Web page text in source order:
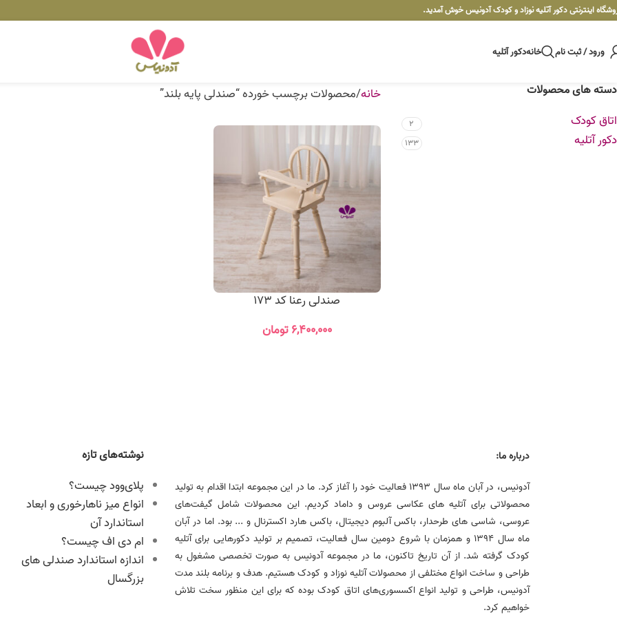
اینترنتی دکور آتلیه نوزاد و کودک آدونیس خوش آمدید.
ورود / ثبت نام خانهدکور آتلیه
دسته های محصولات
اتاق کودک 2
دکور آتلیه 133
خانه محصولات برچسب خورده “صندلی پایه بلند”
صندلی رعنا کد 173
۶,۴۰۰,۰۰۰تومان
نوشته‌های تازه
پلای‌وود چیست؟
انواع میز ناهارخوری و ابعاد
استاندارد آن
ام دی اف چیست؟
اندازه استاندارد صندلی های
بزرگسال
درباره ما:
آدونیس، در آبان ماه سال 1393 فعالیت خود را آغاز کرد. ما در این مجموعه ابتدا اقدام به تولید
محصولاتی برای آتلیه های عکاسی عروس و داماد کردیم. این محصولات شامل گیفت‌های
عروسی، شاسی های طرحدار، باکس آلبوم دیجیتال، باکس هارد اکسترنال و ... بود. اما در آبان
ماه سال 1394 و همزمان با شروع دومین سال فعالیت، تصمیم بر تولید دکورهایی برای آتلیه
کودک گرفته شد. از آن تاریخ تاکنون، ما در مجموعه آدونیس به صورت تخصصی مشغول به
طراحی و ساخت انواع مختلفی از محصولات آتلیه نوزاد و کودک هستیم. هدف و برنامه بلند مدت
آدونیس، طراحی و تولید انواع اکسسوری‌های اتاق کودک بوده که برای این منظور سخت تلاش
خواهیم کرد.